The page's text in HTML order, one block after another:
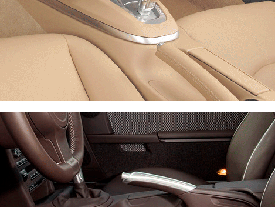
Кузов:ACM20 Руль:Левый и правый (уточните в комментарии)